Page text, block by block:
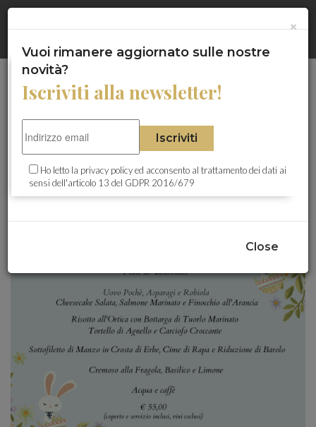
ITA -ENG
×
CHI SIAMO
HOTEL ALLI DUE BUOI ROSSI
RISTORANTE I DUE BUOI
HOTEL LUX
OLIVOLA APARTMENTS
NEWS
Una Gustosa Pasqua al
Bistrot Cavour
×
Vuoi rimanere aggiornato sulle nostre
novità?
Iscriviti alla newsletter!
Iscriviti
Ho letto la privacy policyed acconsento al trattamento dei dati ai
sensi dell'articolo 13 del GDPR 2016/679
Close
scopi statistici e di analisi. Proseguendo con la navigazione si
acconsente al loro utilizzo.
Maggiori Informazioni